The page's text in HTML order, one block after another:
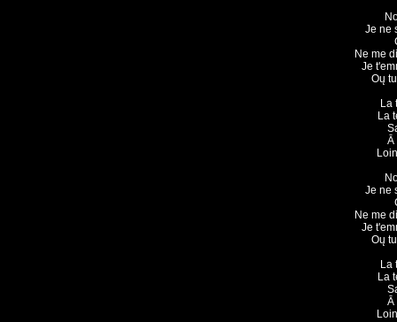
Je ne
Ne me
Je
Oų
La
La
Ā
Je ne
Ne me
Je
Oų
La
La
Ā